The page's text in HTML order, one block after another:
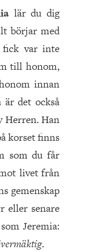
lär du dig
börjar med
fick var inte
till honom,
innan
är det också
Herren. Han
korset finns
som du får
livet från
gemenskap
eller senare
Jeremia:
.